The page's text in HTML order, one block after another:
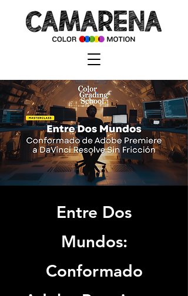
Entre Dos
Mundos:
Conformado